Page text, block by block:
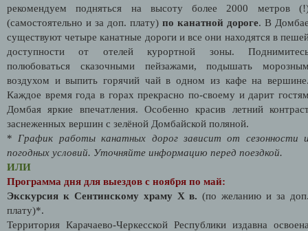
рекомендуем подняться на высоту более 2000 метров
(самостоятельно и за доп. плату) по канатной дороге. В
существуют четыре канатные дороги и все они находятся в
доступности от отелей курортной зоны.
полюбоваться сказочными пейзажами, подышать
воздухом и выпить горячий чай в одном из кафе на
Каждое время года в горах прекрасно по-своему и дарит
Домбая яркие впечатления. Особенно красив летний
заснеженных вершин с зелёной Домбайской поляной.
* График работы канатных дорог зависит от сезонности
погодных условий. Уточняйте информацию перед поездкой.
ИЛИ
Программа дня для выездов с ноября по май:
Экскурсия к Сентинскому храму Х в. (по желанию и за
плату)*.
Территория Карачаево-Черкесской Республики издавна